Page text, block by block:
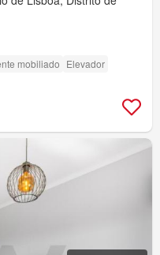
mobiliado Elevador